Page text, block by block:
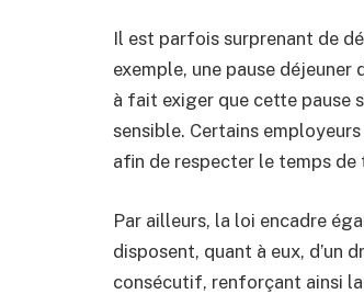
Il est parfois surprenant de
exemple, une pause déjeuner
à fait exiger que cette pause
sensible. Certains
afin de respecter le temps de
Par ailleurs, la loi encadre
disposent, quant à eux, d’un
consécutif, renforçant ainsi